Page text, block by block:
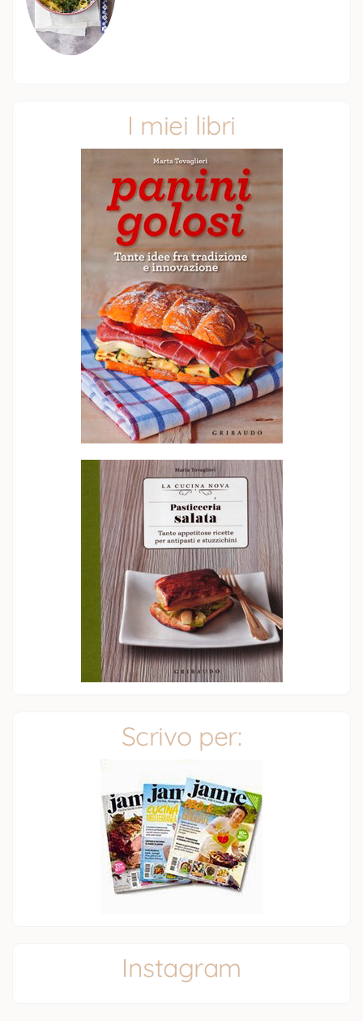
I miei libri
Scrivo per:
Instagram